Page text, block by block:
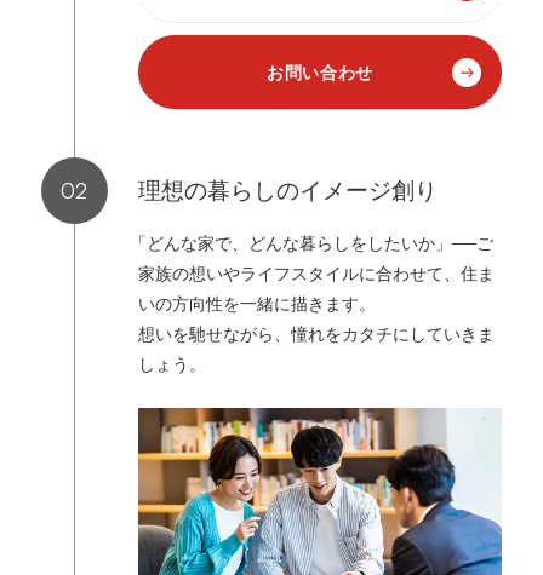
お問い合わせ
理想の暮らしのイメージ創り
「どんな家で、
どんな暮らしをしたいか」──ご
家族の想いやライフスタイルに合わせて、住ま
いの方向性を一緒に描きます。
想いを馳せながら、憧れをカタチにしていきま
しょう。